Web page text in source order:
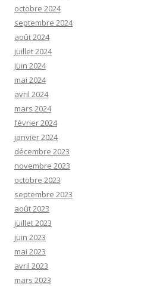
octobre 2024
septembre 2024
août 2024
juillet 2024
juin 2024
mai 2024
avril 2024
mars 2024
février 2024
janvier 2024
décembre 2023
novembre 2023
octobre 2023
septembre 2023
août 2023
juillet 2023
juin 2023
mai 2023
avril 2023
mars 2023